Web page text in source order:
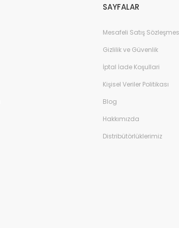
SAYFALAR
Mesafeli Satış
Gizlilik ve Güvenlik
İptal İade Koşullari
Kişisel Veriler Politikası
Blog
Hakkımızda
Distribütörlüklerimiz